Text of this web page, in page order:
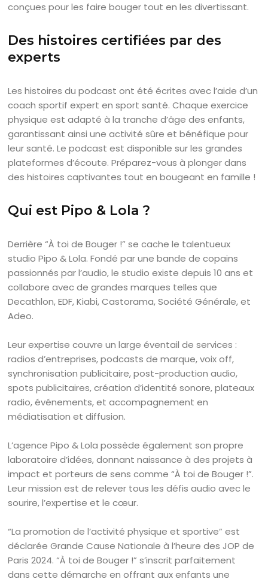
conçues pour les faire bouger tout en les divertissant.
Des histoires certifiées par des
experts
Les histoires du podcast ont été écrites avec l’aide d’un
coach sportif expert en sport santé. Chaque exercice
physique est adapté à la tranche d’âge des enfants,
garantissant ainsi une activité sûre et bénéfique pour
leur santé. Le podcast est disponible sur les grandes
plateformes d’écoute. Préparez-vous à plonger dans
des histoires captivantes tout en bougeant en famille !
Qui est Pipo & Lola ?
Derrière “À toi de Bouger !” se cache le talentueux
studio Pipo & Lola. Fondé par une bande de copains
passionnés par l’audio, le studio existe depuis 10 ans et
collabore avec de grandes marques telles que
Decathlon, EDF, Kiabi, Castorama, Société Générale, et
Adeo.
Leur expertise couvre un large éventail de services :
radios d’entreprises, podcasts de marque, voix off,
synchronisation publicitaire, post-production audio,
spots publicitaires, création d’identité sonore, plateaux
radio, événements, et accompagnement en
médiatisation et diffusion.
L’agence Pipo & Lola possède également son propre
laboratoire d’idées, donnant naissance à des projets à
impact et porteurs de sens comme “À toi de Bouger !”.
Leur mission est de relever tous les défis audio avec le
sourire, l’expertise et le cœur.
“La promotion de l’activité physique et sportive” est
déclarée Grande Cause Nationale à l’heure des JOP de
Paris 2024. “À toi de Bouger !” s’inscrit parfaitement
dans cette démarche en offrant aux enfants une